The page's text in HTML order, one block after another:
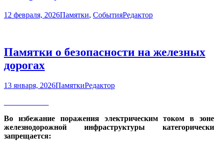
12 февраля, 2026Памятки, СобытияРедактор
Памятки о безопасности на железных
дорогах
13 января, 2026ПамяткиРедактор
Во избежание поражения электрическим током в зоне
железнодорожной инфраструктуры категорически
запрещается: